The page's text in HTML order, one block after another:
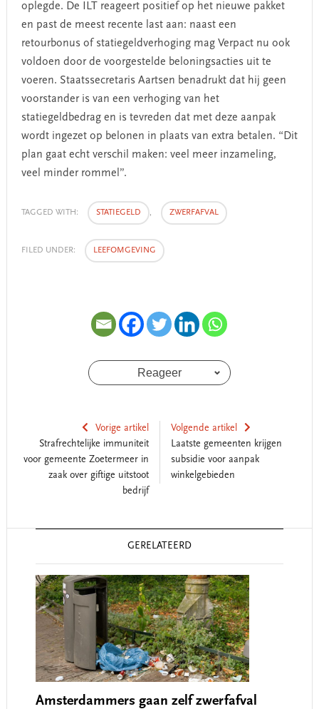
oplegde. De ILT reageert positief op het nieuwe pakket
en past de meest recente last aan: naast een
retourbonus of statiegeldverhoging mag Verpact nu ook
voldoen door de voorgestelde beloningsacties uit te
voeren. Staatssecretaris Aartsen benadrukt dat hij geen
voorstander is van een verhoging van het
statiegeldbedrag en is tevreden dat met deze aanpak
wordt ingezet op belonen in plaats van extra betalen. “Dit
plan gaat echt verschil maken: veel meer inzameling,
veel minder rommel”.
TAGGED WITH: STATIEGELD , ZWERFAFVAL
FILED UNDER: LEEFOMGEVING
Reageer
Vorige artikel
Strafrechtelijke immuniteit
voor gemeente Zoetermeer in
zaak over giftige uitstoot
bedrijf
Volgende artikel
Laatste gemeenten krijgen
subsidie voor aanpak
winkelgebieden
GERELATEERD
Amsterdammers gaan zelf zwerfafval